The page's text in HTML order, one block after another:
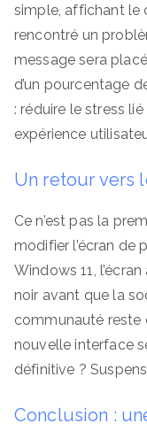
simple, affichant le
rencontré un
message sera
d’un pourcentage
: réduire le stress
expérience
Un retour vers
Ce n’est pas la
modifier l’écran de
Windows 11,
noir avant que la
communauté reste
nouvelle interface
définitive ?
Conclusion :